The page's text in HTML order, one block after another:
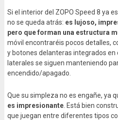
Si el interior del ZOPO Speed 8 ya
no se queda atrás: es lujoso,
pero que forman una estructura
móvil encontraréis pocos detalles,
y botones delanteras integrados en
laterales se siguen manteniendo
encendido/apagado.
Que su simpleza no es engañe, ya
es impresionante. Está bien
que juegan entre diferentes tipos